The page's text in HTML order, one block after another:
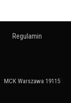
Regulamin
: MCK Warszawa 19115 :